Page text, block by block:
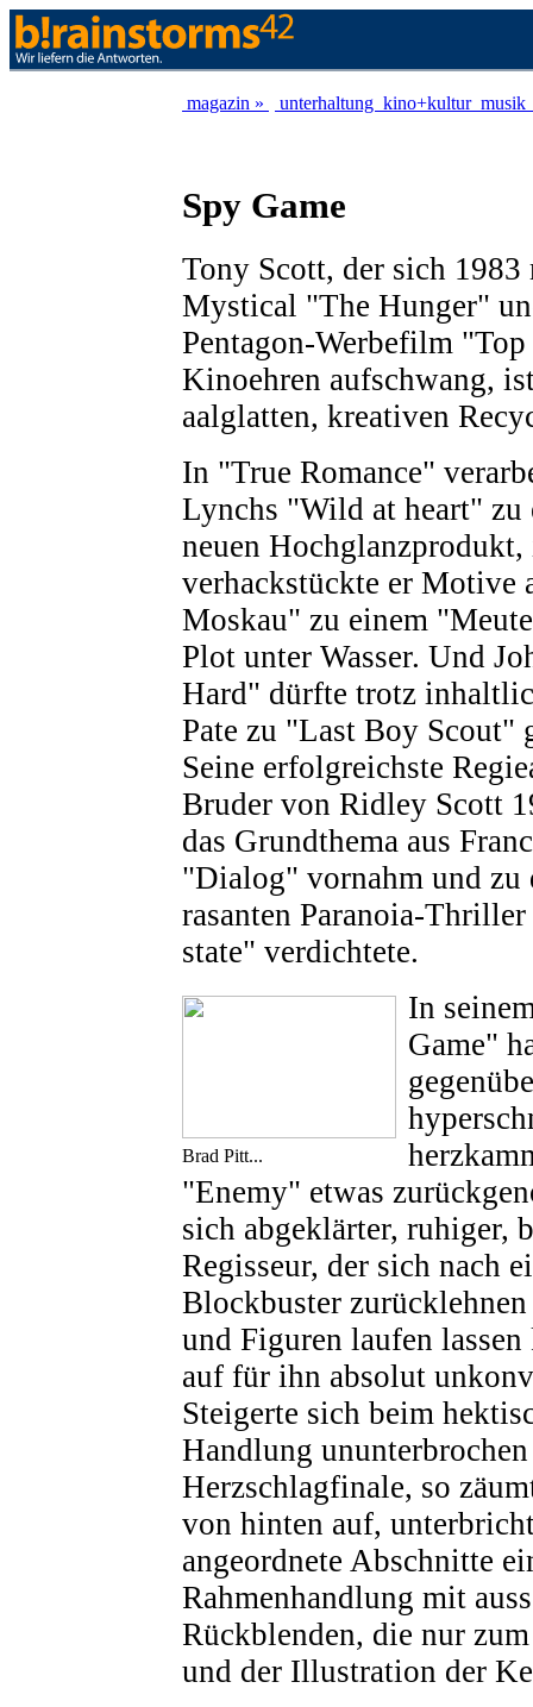
magazin » unterhaltung kino+kultur musik
Spy Game
Tony Scott, der sich
Mystical "The Hunger"
Pentagon-Werbefilm
Kinoehren aufschwang,
aalglatten, kreativen
In "True Romance"
Lynchs "Wild at heart" zu
neuen
verhackstückte er
Moskau" zu einem
Plot unter Wasser. Und
Hard" dürfte trotz
Pate zu "Last Boy Scout"
Seine erfolgreichste
Bruder von Ridley Scott
das Grundthema aus
"Dialog" vornahm und zu
rasanten Paranoia-
state" verdichtete.
Brad Pitt...
In
Game"
"Enemy" etwas
sich abgeklärter, ruhiger,
Regisseur, der sich nach
Blockbuster
und Figuren laufen
auf für ihn absolut
Steigerte sich beim
Handlung
Herzschlagfinale, so
von hinten auf,
angeordnete Abschnitte
Rahmenhandlung mit
Rückblenden, die nur
und der Illustration der